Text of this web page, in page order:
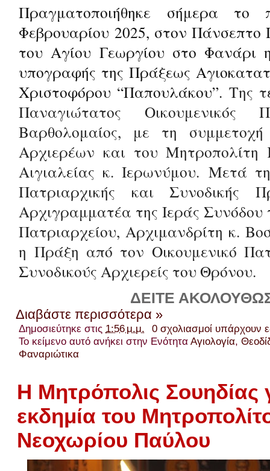
Πραγματοποιήθηκε σήμερα το
Φεβρουαρίου 2025, στον Πάνσεπτο
του Αγίου Γεωργίου στο Φανάρι
υπογραφής της Πράξεως
Χριστοφόρου “Παπουλάκου”.Της
Παναγιώτατος Οικουμενικός
Βαρθολομαίος, με τη
Αρχιερέων και του
Αιγιαλείας κ. Ιερωνύμου.Μετά
Πατριαρχικής και Συνοδικής
Αρχιγραμματέα της Ιεράς Συνόδου
Πατριαρχείου, Αρχιμανδρίτη κ.
η Πράξη από τον Οικουμενικό
Συνοδικούς Αρχιερείς του Θρόνου.
ΔΕΙΤΕ
Διαβάστε περισσότερα »
Δημοσιεύτηκε στις 1:56 μ.μ.
0 σχολιασμοί υπάρχουν
Το κείμενο αυτό ανήκει στην ΕνότηταΑγιολογία,
Φαναριώτικα
Η Μητρόπολις Σουηδίας
εκδημία του
Νεοχωρίου Παύλου